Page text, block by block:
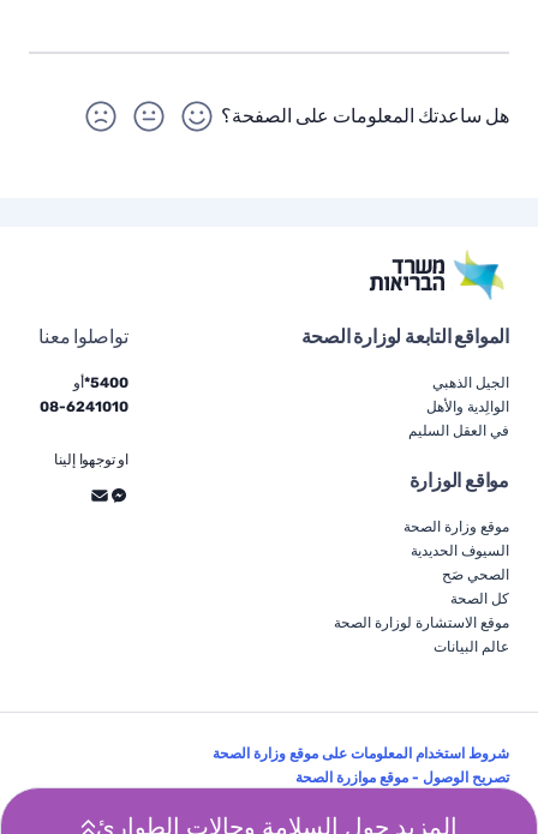
هل ساعدتك المعلومات على الصفحة؟
المزيد حول السلامة وحالات الطوارئ
المواقع التابعة لوزارة الصحة
الجيل الذهبي
الوالِدية والأهل
في العقل السليم
مواقع الوزارة
موقع وزارة الصحة
السيوف الحديدية
الصحي صَح
كل الصحة
موقع الاستشارة لوزارة الصحة
عالم البيانات
تواصلوا معنا
5400*
أو
6241010
-
08
او توجهوا إلينا
© كل الحقوق محفوظة لوزارة الصحة 2026
شروط استخدام المعلومات على موقع وزارة الصحة
تصريح الوصول - موقع موازرة الصحة